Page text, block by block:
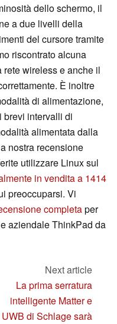
dello schermo, il
a due livelli della
del cursore tramite
riscontrato alcuna
wireless e anche il
È inoltre
di alimentazione,
brevi intervalli di
alimentata dalla
nostra recensione
utilizzare Linux sul
in vendita a 1414
preoccuparsi. Vi
completaper
aziendale ThinkPad da
Next article
La prima serratura
intelligente Matter e
UWB di Schlage sarà